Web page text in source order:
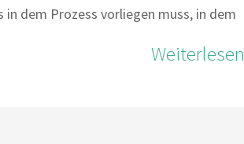
dem Prozess vorliegen muss, in dem
Weiterlesen